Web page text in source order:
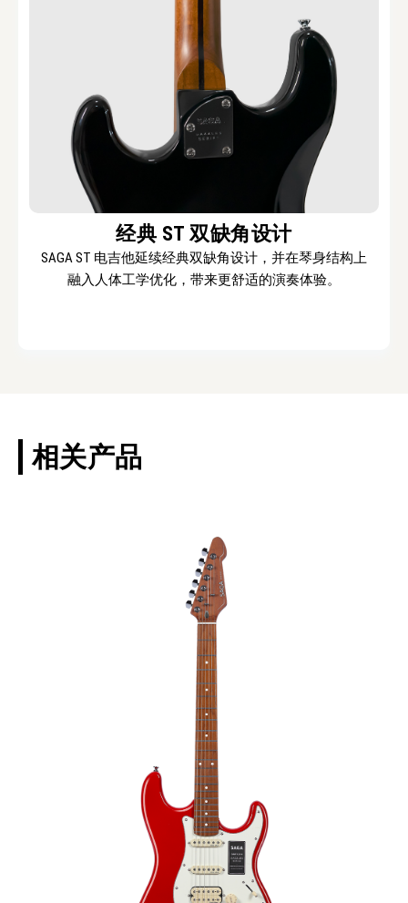
经典 ST 双缺角设计
SAGA ST 电吉他延续经典双缺角设计，并在琴身结构上
融入人体工学优化，带来更舒适的演奏体验。
相关产品